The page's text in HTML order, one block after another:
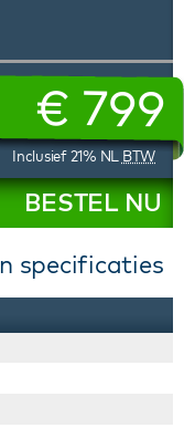
€ 799
Inclusief 21% NL BTW
BESTEL NU
specificaties